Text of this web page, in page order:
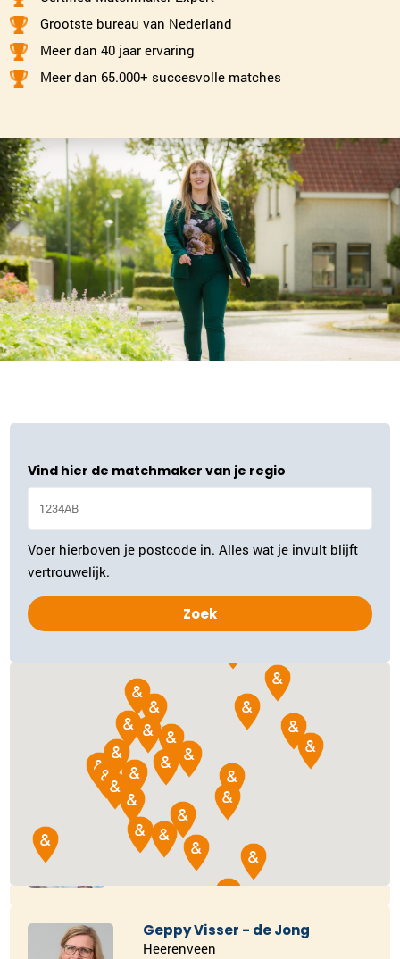
Grootste bureau van Nederland
Meer dan 40 jaar ervaring
Meer dan 65.000+ succesvolle matches
Vind hier de matchmaker van je regio
Voer hierboven je postcode in. Alles wat je invult blijft
vertrouwelijk.
Monique Pasman
071-2032062
Emmy Rijsdijk
Dordrecht
078-2049314|email
Plan kennismaking
Renée Loeffen
Den Haag
070-2210084|email
Inge Rebel
|email
Plan kennismaking
Ria van Vliet
Delft
015-2024878
|email
Plan kennismaking
Geppy Visser - de Jong
Heerenveen